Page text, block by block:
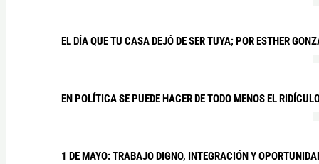
EL DÍA QUE TU CASA DEJÓ DE SER TUYA; POR ESTHER
EN POLÍTICA SE PUEDE HACER DE TODO MENOS EL
1 DE MAYO: TRABAJO DIGNO, INTEGRACIÓN Y